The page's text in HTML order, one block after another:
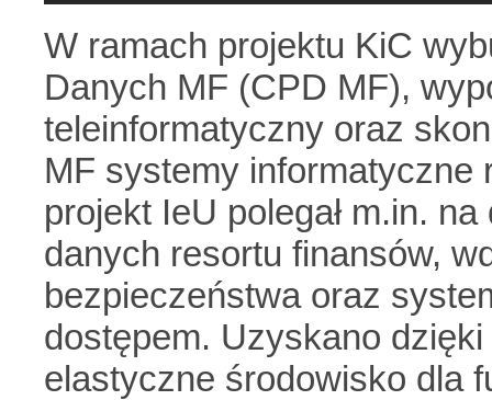
W ramach projektu KiC
Danych MF (CPD MF),
teleinformatyczny oraz
MF systemy informatyczne
projekt IeU polegał m.in.
danych resortu finansów,
bezpieczeństwa oraz
dostępem. Uzyskano
elastyczne środowisko dla